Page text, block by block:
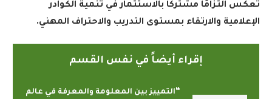
تعكس التزامًا مشتركًا بالاستثمار في تنمية الكوادر
الإعلامية والارتقاء بمستوى التدريب والاحتراف المهني.
إقراء أيضاً في نفس القسم
“التمييز بين المعلومة والمعرفة في عالم